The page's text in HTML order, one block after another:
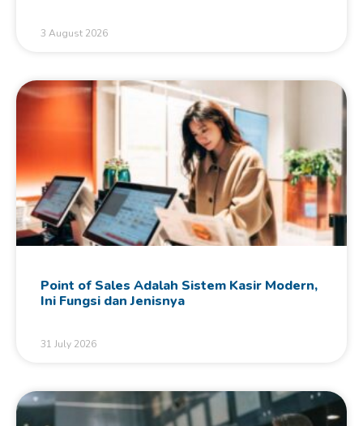
3 August 2026
Point of Sales Adalah Sistem Kasir Modern,
Ini Fungsi dan Jenisnya
31 July 2026